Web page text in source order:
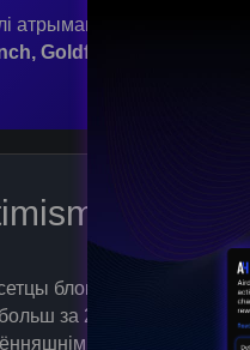
атрыманы токены на
Goldfinch
блокчейн
за 200 млн
курсе